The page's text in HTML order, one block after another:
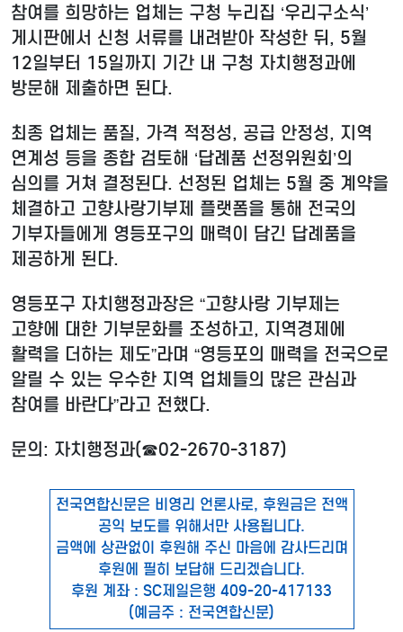
참여를 희망하는 업체는 구청 누리집 ‘우리구소식’
게시판에서 신청 서류를 내려받아 작성한 뒤, 5월
12일부터 15일까지 기간 내 구청 자치행정과에
방문해 제출하면 된다.
최종 업체는 품질, 가격 적정성, 공급 안정성, 지역
연계성 등을 종합 검토해 ‘답례품 선정위원회’의
심의를 거쳐 결정된다. 선정된 업체는 5월 중 계약을
체결하고 고향사랑기부제 플랫폼을 통해 전국의
기부자들에게 영등포구의 매력이 담긴 답례품을
제공하게 된다.
영등포구 자치행정과장은 “고향사랑 기부제는
고향에 대한 기부문화를 조성하고, 지역경제에
활력을 더하는 제도”라며 “영등포의 매력을 전국으로
알릴 수 있는 우수한 지역 업체들의 많은 관심과
참여를 바란다”라고 전했다.
문의: 자치행정과(☎02-2670-3187)
전국연합신문은 비영리 언론사로, 후원금은 전액
공익 보도를 위해서만 사용됩니다.
금액에 상관없이 후원해 주신 마음에 감사드리며
후원에 필히 보답해 드리겠습니다.
후원 계좌 : SC제일은행 409-20-417133
(예금주 : 전국연합신문)